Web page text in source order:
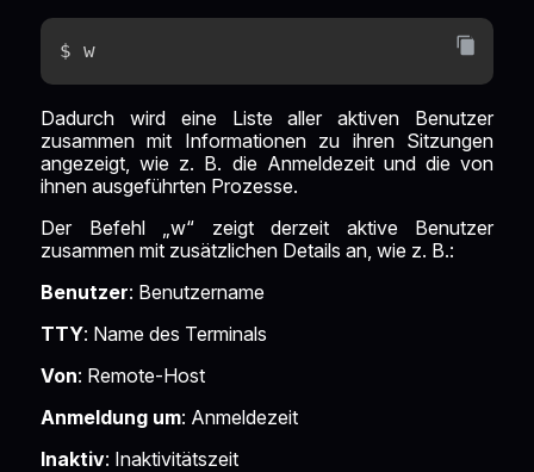
$ w
Dadurch wird eine Liste aller aktiven Benutzer
zusammen mit Informationen zu ihren Sitzungen
angezeigt, wie z. B. die Anmeldezeit und die von
ihnen ausgeführten Prozesse.
Der Befehl „w“ zeigt derzeit aktive Benutzer
zusammen mit zusätzlichen Details an, wie z. B.:
Benutzer: Benutzername
TTY: Name des Terminals
Von: Remote-Host
Anmeldung um: Anmeldezeit
Inaktiv: Inaktivitätszeit